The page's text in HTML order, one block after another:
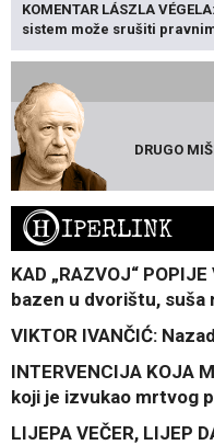
KOMENTAR LÁSZLA
sistem može srušiti
DRUGO
HIPERLINK
KAD „RAZVOJ“
bazen u dvorištu, suša
VIKTOR IVANČIĆ:
INTERVENCIJA KOJA
koji je izvukao mrtvog
LIJEPA VEČER, LIJEP